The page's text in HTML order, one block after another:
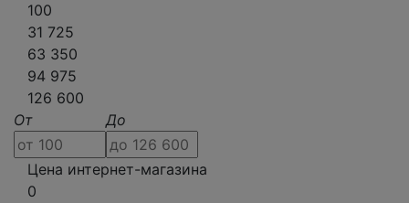
100
31 725
63 350
94 975
126 600
От
До
Цена интернет-магазина
0